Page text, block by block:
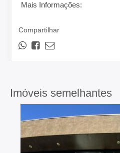
Mais Informações:
Compartilhar
Imóveis semelhantes